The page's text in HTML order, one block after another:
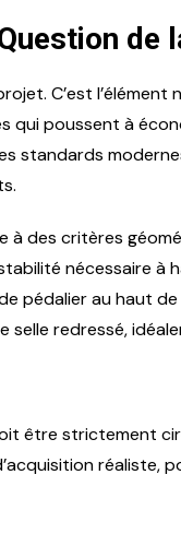
de
C’est
poussent à
standards
des critères
nécessaire à
pédalier au haut
redressé,
être strictement
réaliste,